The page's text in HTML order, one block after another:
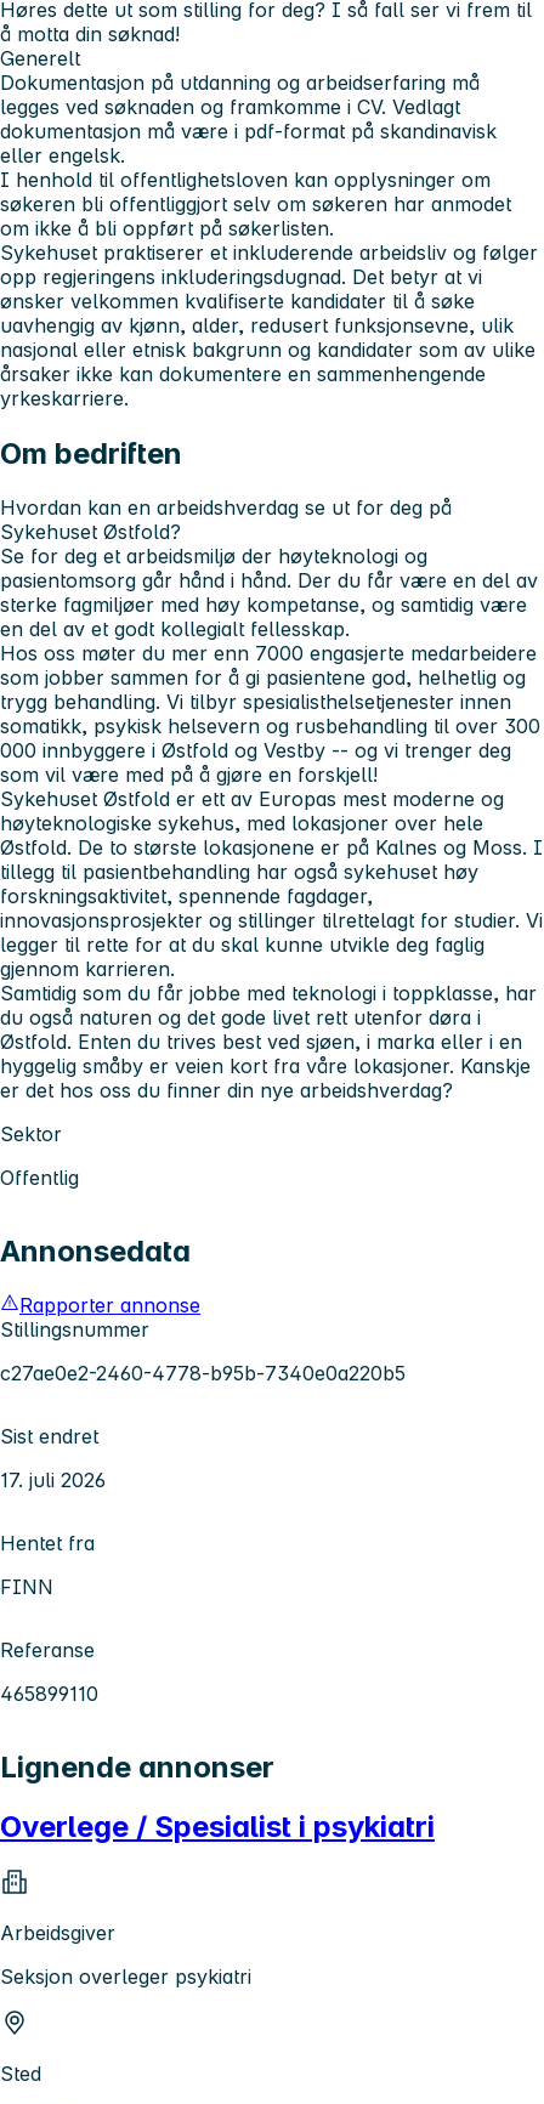
Høres dette ut som stilling for deg? I så fall ser vi frem til
å motta din søknad!
Generelt
Dokumentasjon på utdanning og arbeidserfaring må
legges ved søknaden og framkomme i CV. Vedlagt
dokumentasjon må være i pdf-format på skandinavisk
eller engelsk.
I henhold til offentlighetsloven kan opplysninger om
søkeren bli offentliggjort selv om søkeren har anmodet
om ikke å bli oppført på søkerlisten.
Sykehuset praktiserer et inkluderende arbeidsliv og følger
opp regjeringens inkluderingsdugnad. Det betyr at vi
ønsker velkommen kvalifiserte kandidater til å søke
uavhengig av kjønn, alder, redusert funksjonsevne, ulik
nasjonal eller etnisk bakgrunn og kandidater som av ulike
årsaker ikke kan dokumentere en sammenhengende
yrkeskarriere.
Om bedriften
Hvordan kan en arbeidshverdag se ut for deg på
Sykehuset Østfold?
Se for deg et arbeidsmiljø der høyteknologi og
pasientomsorg går hånd i hånd. Der du får være en del av
sterke fagmiljøer med høy kompetanse, og samtidig være
en del av et godt kollegialt fellesskap.
Hos oss møter du mer enn 7000 engasjerte medarbeidere
som jobber sammen for å gi pasientene god, helhetlig og
trygg behandling. Vi tilbyr spesialisthelsetjenester innen
somatikk, psykisk helsevern og rusbehandling til over 300
000 innbyggere i Østfold og Vestby -- og vi trenger deg
som vil være med på å gjøre en forskjell!
Sykehuset Østfold er ett av Europas mest moderne og
høyteknologiske sykehus, med lokasjoner over hele
Østfold. De to største lokasjonene er på Kalnes og Moss. I
tillegg til pasientbehandling har også sykehuset høy
forskningsaktivitet, spennende fagdager,
innovasjonsprosjekter og stillinger tilrettelagt for studier. Vi
legger til rette for at du skal kunne utvikle deg faglig
gjennom karrieren.
Samtidig som du får jobbe med teknologi i toppklasse, har
du også naturen og det gode livet rett utenfor døra i
Østfold. Enten du trives best ved sjøen, i marka eller i en
hyggelig småby er veien kort fra våre lokasjoner. Kanskje
er det hos oss du finner din nye arbeidshverdag?
Sektor
Offentlig
Annonsedata
Rapporter annonse
Stillingsnummer
c27ae0e2-2460-4778-b95b-7340e0a220b5
Sist endret
17. juli 2026
Hentet fra
FINN
Referanse
465899110
Lignende annonser
Overlege / Spesialist i psykiatri
Arbeidsgiver
Seksjon overleger psykiatri
Sted